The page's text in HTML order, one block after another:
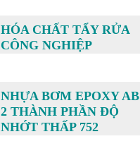
HÓA CHẤT TẨY RỬA
CÔNG NGHIỆP
NHỰA BƠM EPOXY AB
2 THÀNH PHẦN ĐỘ
NHỚT THẤP 752